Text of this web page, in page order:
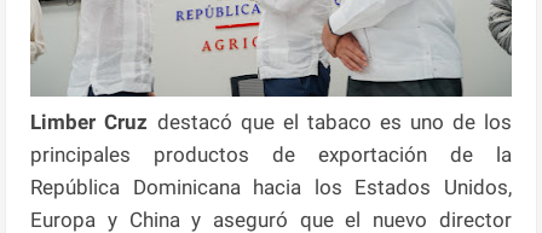
Limber Cruz destacó que el tabaco es uno de los
principales productos de exportación de la
República Dominicana hacia los Estados Unidos,
Europa y China y aseguró que el nuevo director